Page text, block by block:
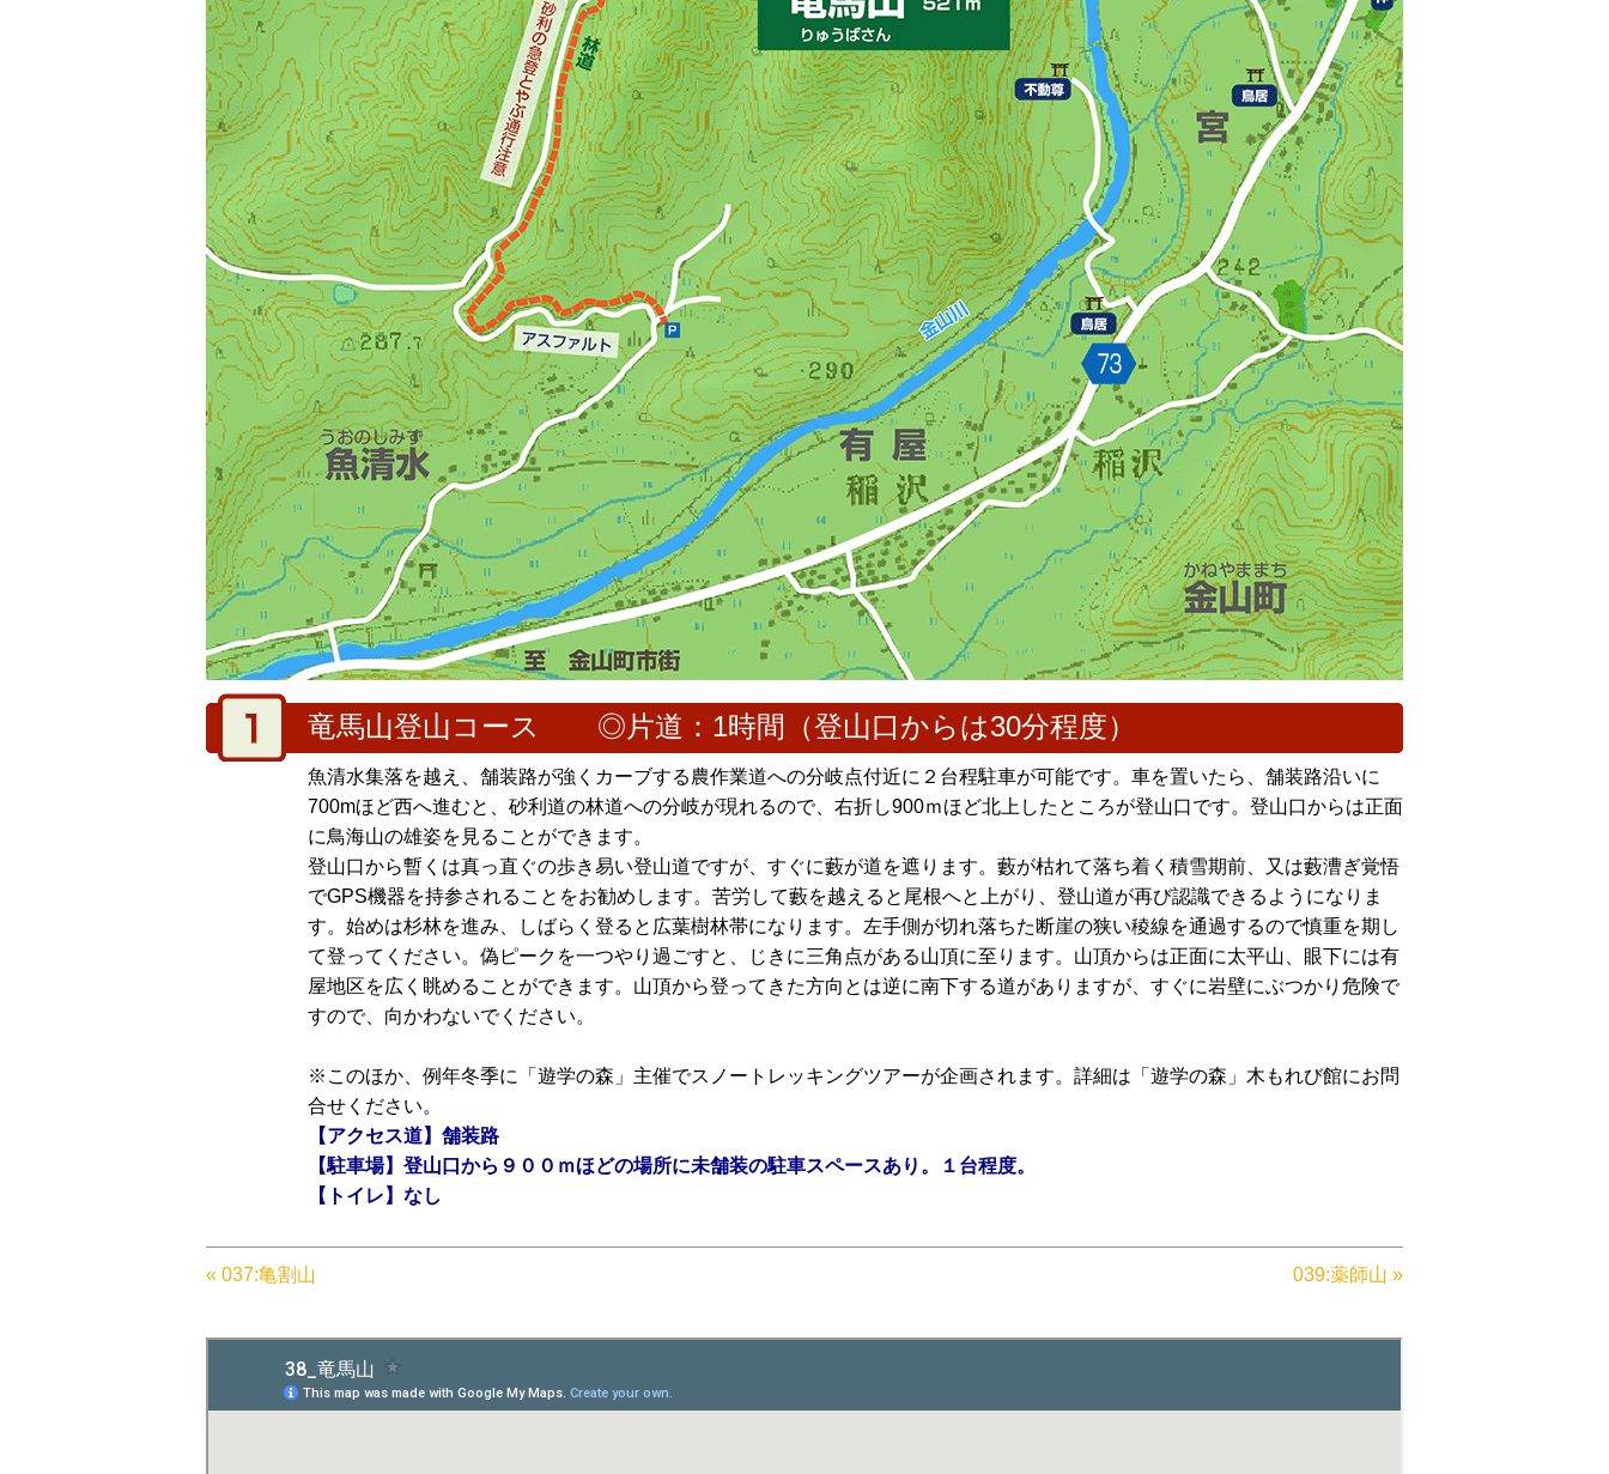
竜馬山登山コース ◎片道：1時間（登山口からは30分程度）
魚清水集落を越え、舗装路が強くカーブする農作業道への分岐点付近に２台程駐車が可能です。車を置いたら、舗装路沿いに
700mほど西へ進むと、砂利道の林道への分岐が現れるので、右折し900ｍほど北上したところが登山口です。登山口からは正面
に鳥海山の雄姿を見ることができます。
登山口から暫くは真っ直ぐの歩き易い登山道ですが、すぐに藪が道を遮ります。藪が枯れて落ち着く積雪期前、又は藪漕ぎ覚悟
でGPS機器を持参されることをお勧めします。苦労して藪を越えると尾根へと上がり、登山道が再び認識できるようになりま
す。始めは杉林を進み、しばらく登ると広葉樹林帯になります。左手側が切れ落ちた断崖の狭い稜線を通過するので慎重を期し
て登ってください。偽ピークを一つやり過ごすと、じきに三角点がある山頂に至ります。山頂からは正面に太平山、眼下には有
屋地区を広く眺めることができます。山頂から登ってきた方向とは逆に南下する道がありますが、すぐに岩壁にぶつかり危険で
すので、向かわないでください。
※このほか、例年冬季に「遊学の森」主催でスノートレッキングツアーが企画されます。詳細は「遊学の森」木もれび館にお問
合せください。
【アクセス道】舗装路
【駐車場】登山口から９００ｍほどの場所に未舗装の駐車スペースあり。１台程度。
【トイレ】なし
« 037:亀割山 039:薬師山 »